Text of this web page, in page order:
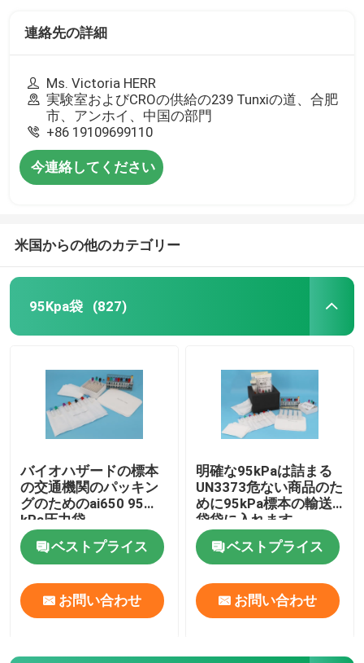
連絡先の詳細
Ms. Victoria HERR
実験室およびCROの供給の239 Tunxiの道、合肥
市、アンホイ、中国の部門
+86 19109699110
今連絡してください
米国からの他のカテゴリー
95Kpa袋 (827)
バイオハザードの標本
の交通機関のパッキン
グのためのai650 95
kPa圧力袋
ベストプライス
お問い合わせ
明確な95kPaは詰まる
UN3373危ない商品のた
めに95kPa標本の輸送
袋袋に入れます
ベストプライス
お問い合わせ